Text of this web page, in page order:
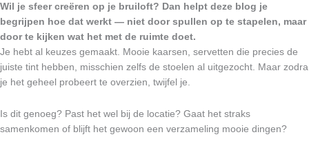
Wil je sfeer creëren op je bruiloft? Dan helpt deze blog je
begrijpen hoe dat werkt — niet door spullen op te stapelen, maar
door te kijken wat het met de ruimte doet.
Je hebt al keuzes gemaakt. Mooie kaarsen, servetten die precies de
juiste tint hebben, misschien zelfs de stoelen al uitgezocht. Maar zodra
je het geheel probeert te overzien, twijfel je.
Is dit genoeg? Past het wel bij de locatie? Gaat het straks
samenkomen of blijft het gewoon een verzameling mooie dingen?